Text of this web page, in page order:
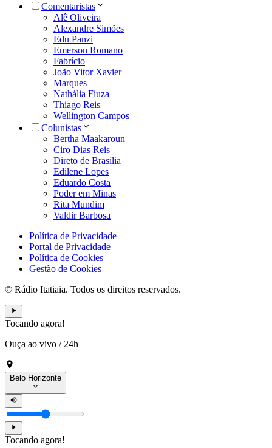
Comentaristas
Alê Oliveira
Alexandre Simões
Edu Panzi
Emerson Romano
Fabrício
João Vitor Xavier
Marques
Nathália Fiuza
Thiago Reis
Wellington Campos
Colunistas
Bertha Maakaroun
Ciro Dias Reis
Direto de Brasília
Edilene Lopes
Eduardo Costa
Poder em Minas
Rita Mundim
Valdir Barbosa
Política de Privacidade
Portal de Privacidade
Política de Cookies
Gestão de Cookies
© Rádio Itatiaia. Todos os direitos reservados.
Tocando agora!
Ouça ao vivo / 24h
Belo Horizonte
Tocando agora!